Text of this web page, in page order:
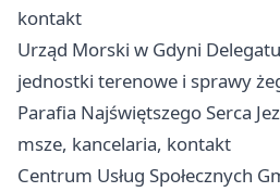
kontakt
Urząd Morski w Gdyni
jednostki terenowe i sprawy
Parafia Najświętszego Serca
msze, kancelaria, kontakt
Centrum Usług Społecznych